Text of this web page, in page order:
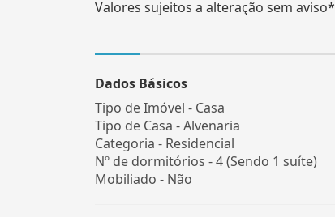
Valores sujeitos a alteração sem aviso*
Dados Básicos
Tipo de Imóvel - Casa
Tipo de Casa - Alvenaria
Categoria - Residencial
Nº de dormitórios - 4 (Sendo 1 suíte)
Mobiliado - Não